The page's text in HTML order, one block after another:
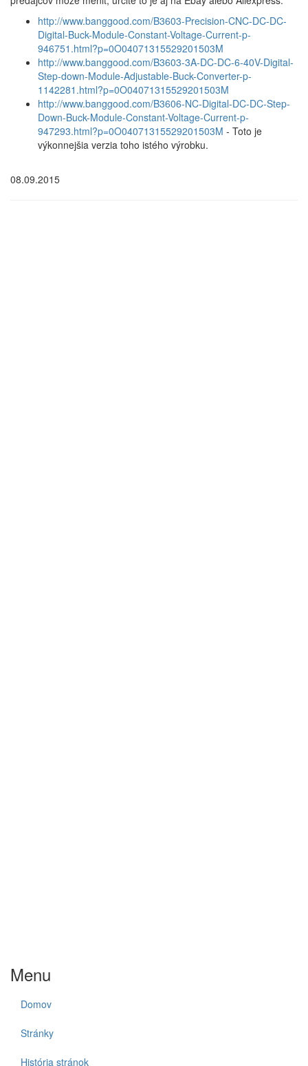
http://www.banggood.com/B3603-Precision-CNC-DC-DC-
Digital-Buck-Module-Constant-Voltage-Current-p-
946751.html?p=0O04071315529201503M
http://www.banggood.com/B3603-3A-DC-DC-6-40V-Digital-
Step-down-Module-Adjustable-Buck-Converter-p-
1142281.html?p=0O04071315529201503M
http://www.banggood.com/B3606-NC-Digital-DC-DC-Step-
Down-Buck-Module-Constant-Voltage-Current-p-
947293.html?p=0O04071315529201503M - Toto je
výkonnejšia verzia toho istého výrobku.
08.09.2015
Menu
Domov
Stránky
História stránok